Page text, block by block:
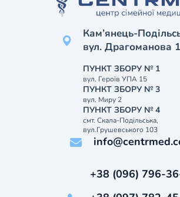
Кам’янець-
вул. Драгоманова
ПУНКТ ЗБОРУ № 1
вул. Героїв УПА 15
ПУНКТ ЗБОРУ № 3
вул. Миру 2
ПУНКТ ЗБОРУ № 4
смт. Скала-Подільська,
вул.Грушевського 103
+38 (096) 796-